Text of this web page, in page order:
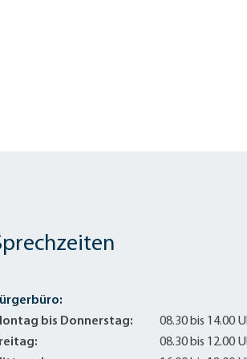
bis Donnerstag:
08.30 bis 14.00
08.30 bis 12.00